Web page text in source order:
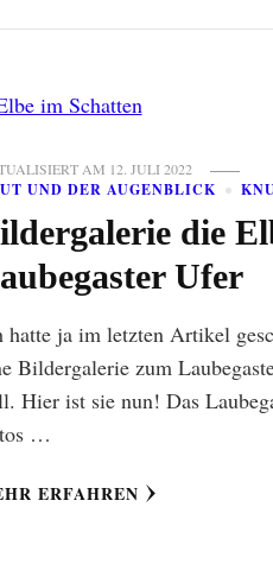
AM 12. JULI 2022
UND DER AUGENBLICK
die
Ufer
hatte ja im letzten Artikel
Bildergalerie zum
Hier ist sie nun! Das
…
ERFAHREN